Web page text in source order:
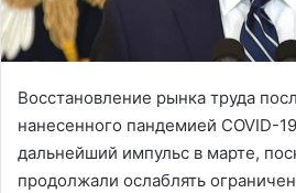
Восстановление рынка труда
нанесенного пандемией COVID-
дальнейший импульс в марте,
продолжали ослаблять